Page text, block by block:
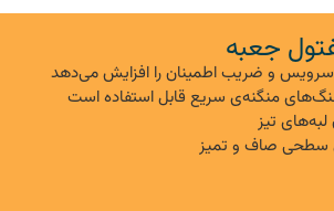
جعبه
و ضریب اطمینان را افزایش می‌دهد
منگنه‌ی سریع قابل استفاده است
تیز
سطحی صاف و تمیز